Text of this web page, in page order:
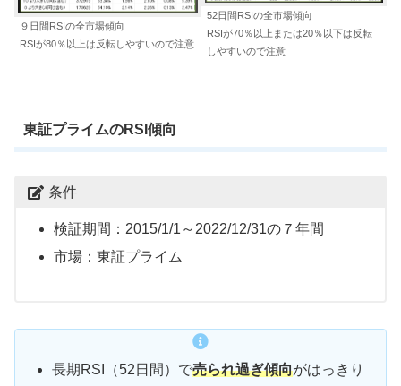
９日間RSIの全市場傾向
RSIが80％以上は反転しやすいので注意
52日間RSIの全市場傾向
RSIが70％以上または20％以下は反転
しやすいので注意
東証プライムのRSI傾向
条件
検証期間：2015/1/1～2022/12/31の７年間
市場：東証プライム
長期RSI（52日間）で売られ過ぎ傾向がはっきり